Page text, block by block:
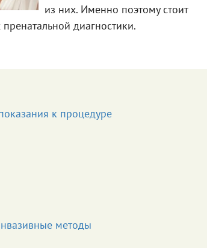
из них. Именно поэтому стоит
диагностики.
к процедуре
методы